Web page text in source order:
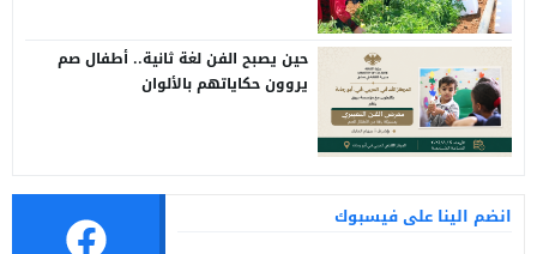
حين يصبح الفن لغة ثانية.. أطفال صم
يروون حكاياتهم بالألوان
انضم الينا على فيسبوك